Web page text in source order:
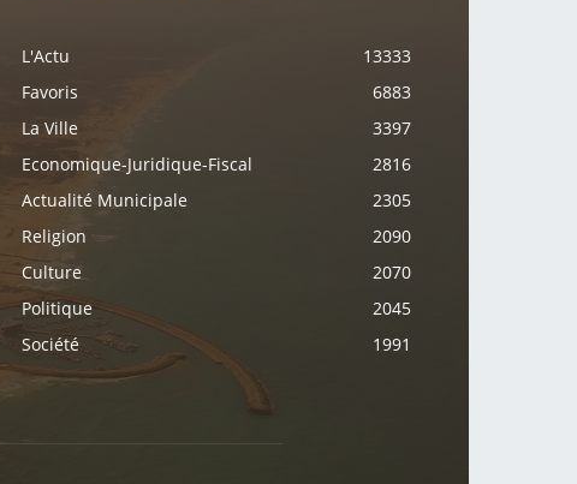
L'Actu
13333
Favoris
6883
La Ville
3397
Economique-Juridique-Fiscal
2816
Actualité Municipale
2305
Religion
2090
Culture
2070
Politique
2045
Société
1991